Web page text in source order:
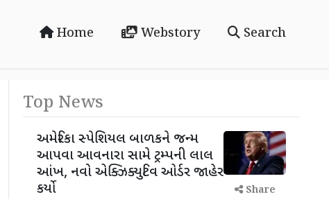
Home Webstory Search
Top News
અમેરિકા સ્પેશિયલ બાળકને જન્મ
આપવા આવનારા સામે ટ્રમ્પની લાલ
આંખ, નવો એક્ઝિક્યુટિવ ઓર્ડર જાહેર
કર્યો
Share